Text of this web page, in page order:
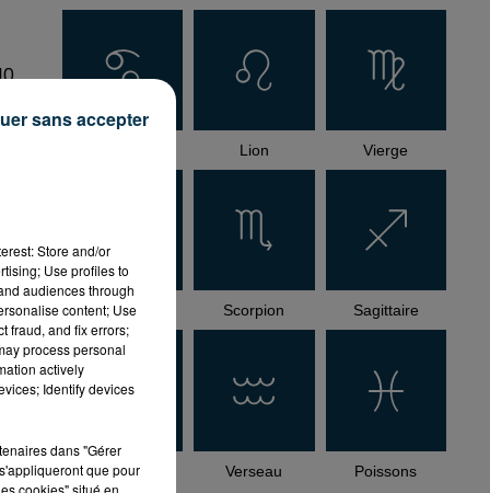
Lion Vierge
Balance Scorpion Sagittaire
Capricorne Verseau Poissons
Store and/or
Use profiles to
audiences through
content; Use
fraud, and fix errors;
process personal
actively
Identify devices
dans "Gérer
que pour
cookies" situé en
sans accepter